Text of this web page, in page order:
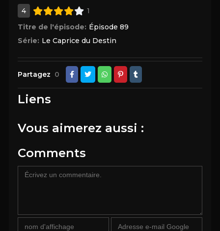
4
1
Titre de l'épisode: Épisode 89
Série: Le Caprice du Destin
Partagez 0
Liens
Vous aimerez aussi :
Comments